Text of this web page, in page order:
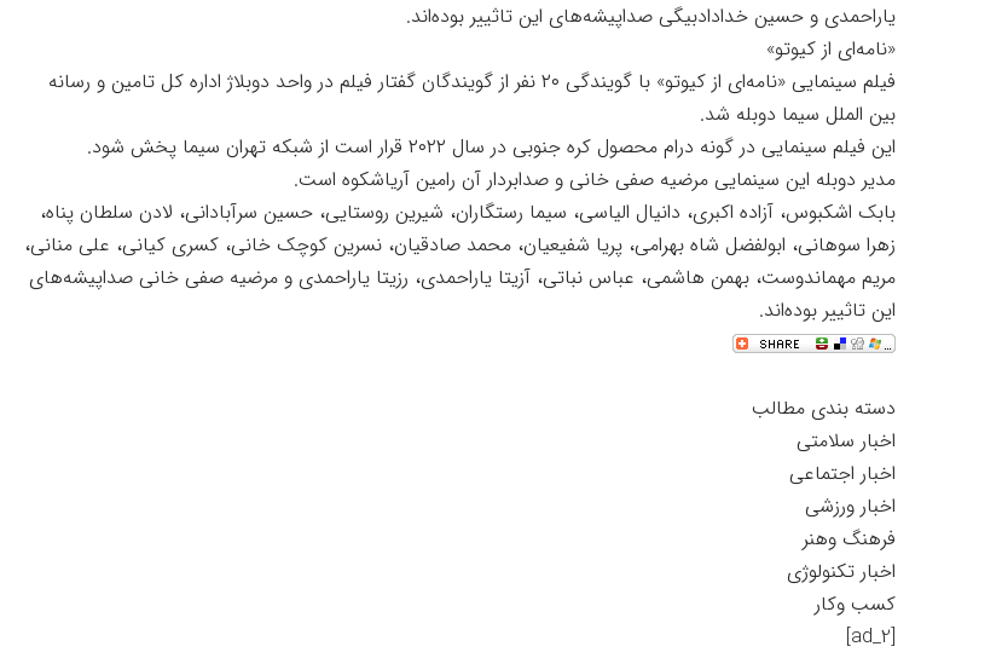
یاراحمدی و حسین خدادادبیگی صداپیشه‌های این تاثییر بوده‌اند.
«نامه‌ای از کیوتو»
فیلم سینمایی «نامه‌ای از کیوتو» با گویندگی ۲۰ نفر از گویندگان گفتار فیلم در واحد دوبلاژ اداره کل تامین و رسانه
بین الملل سیما دوبله شد.
این فیلم سینمایی در گونه درام محصول کره جنوبی در سال ۲۰۲۲ قرار است از شبکه تهران سیما پخش شود.
مدیر دوبله این سینمایی مرضیه صفی خانی و صدابردار آن رامین آریاشکوه است.
بابک اشکبوس، آزاده اکبری، دانیال الیاسی، سیما رستگاران، شیرین روستایی، حسین سرآبادانی، لادن سلطان پناه،
زهرا سوهانی، ابولفضل شاه بهرامی، پریا شفیعیان، محمد صادقیان، نسرین کوچک خانی، کسری کیانی، علی منانی،
مریم مهماندوست، بهمن هاشمی، عباس نباتی، آزیتا یاراحمدی، رزیتا یاراحمدی و مرضیه صفی خانی صداپیشه‌های
این تاثییر بوده‌اند.
دسته بندی مطالب
اخبار سلامتی
اخبار اجتماعی
اخبار ورزشی
فرهنگ وهنر
اخبار تکنولوژی
کسب وکار
[ad_2]